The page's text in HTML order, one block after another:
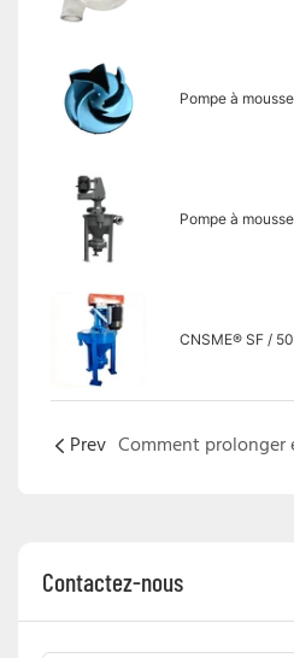
Pompe à
Pompe à
CNSME® SF /
Prev
Contactez-nous